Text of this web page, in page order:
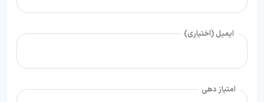
ایمیل (اختیاری)
امتیاز دهی